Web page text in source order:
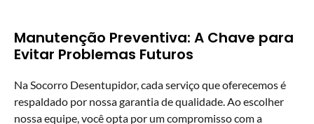
Manutenção Preventiva: A Chave para
Evitar Problemas Futuros
Na Socorro Desentupidor, cada serviço que oferecemos é
respaldado por nossa garantia de qualidade. Ao escolher
nossa equipe, você opta por um compromisso com a